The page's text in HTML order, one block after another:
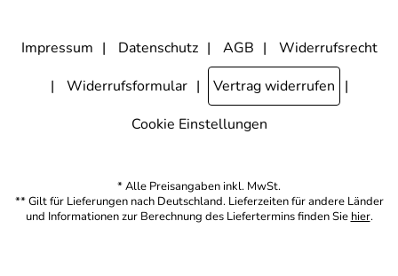
Impressum Datenschutz AGB
Widerrufsrecht
Widerrufsformular
Vertrag widerrufen
Cookie Einstellungen
* Alle Preisangaben inkl. MwSt.
** Gilt für Lieferungen nach Deutschland. Lieferzeiten für andere Länder
und Informationen zur Berechnung des Liefertermins finden Sie hier.